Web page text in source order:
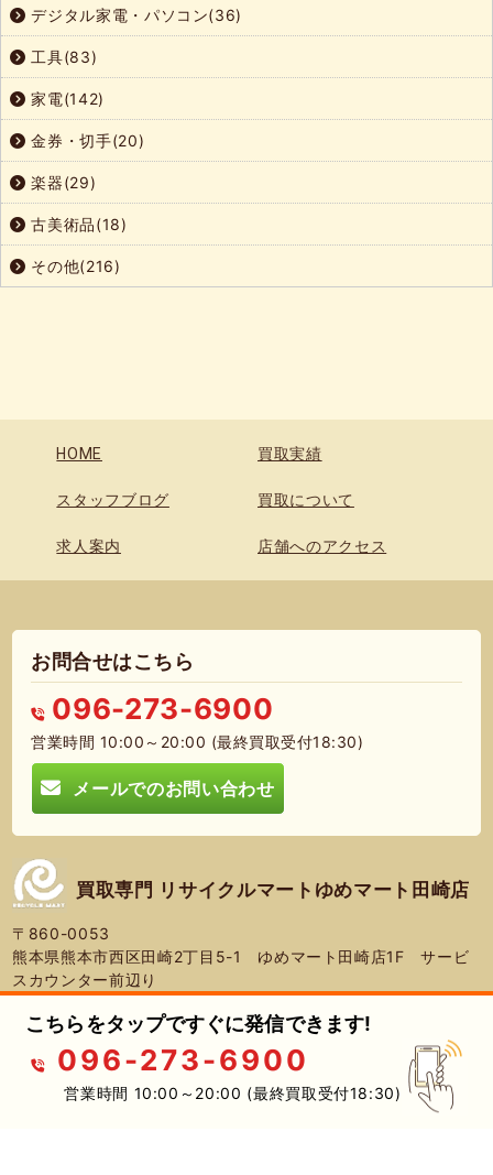
デジタル家電・パソコン(36)
工具(83)
家電(142)
金券・切手(20)
楽器(29)
古美術品(18)
その他(216)
HOME 買取実績
スタッフブログ 買取について
求人案内 店舗へのアクセス
お問合せはこちら
096-273-6900
営業時間 10:00～20:00 (最終買取受付18:30)
メールでのお問い合わせ
買取専門 リサイクルマートゆめマート田崎店
〒860-0053
熊本県熊本市西区田崎2丁目5-1 ゆめマート田崎店1F サービ
スカウンター前辺り
Googleマップで場所をみる
許可管轄：熊本県公安委員会
こちらをタップですぐに発信できます!
096-273-6900
営業時間 10:00～20:00 (最終買取受付18:30)